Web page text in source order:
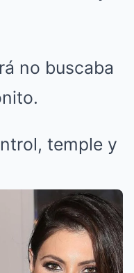
no buscaba
temple y